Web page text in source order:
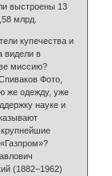
выстроены 13
млрд.
купечества и
видели в
миссию?
Фото,
же одежду, уже
науке и
(1882–1962)